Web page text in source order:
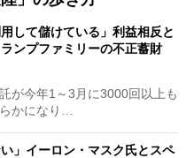
用して儲けている」利益相反と
ンプファミリーの不正蓄財
が今年1～3月に3000回以上も
かになり…
」イーロン・マスク氏とスペ